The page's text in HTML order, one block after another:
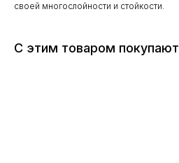
своей многослойности и стойкости.
С этим товаром покупают